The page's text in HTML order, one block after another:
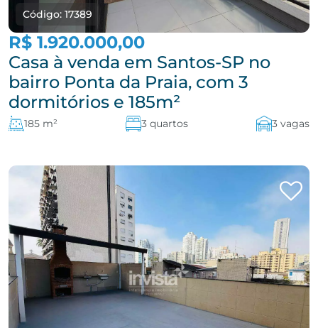
Código: 17389
R$ 1.920.000,00
Casa à venda em Santos-SP no
bairro Ponta da Praia, com 3
dormitórios e 185m²
185 m² 3 quartos 3 vagas